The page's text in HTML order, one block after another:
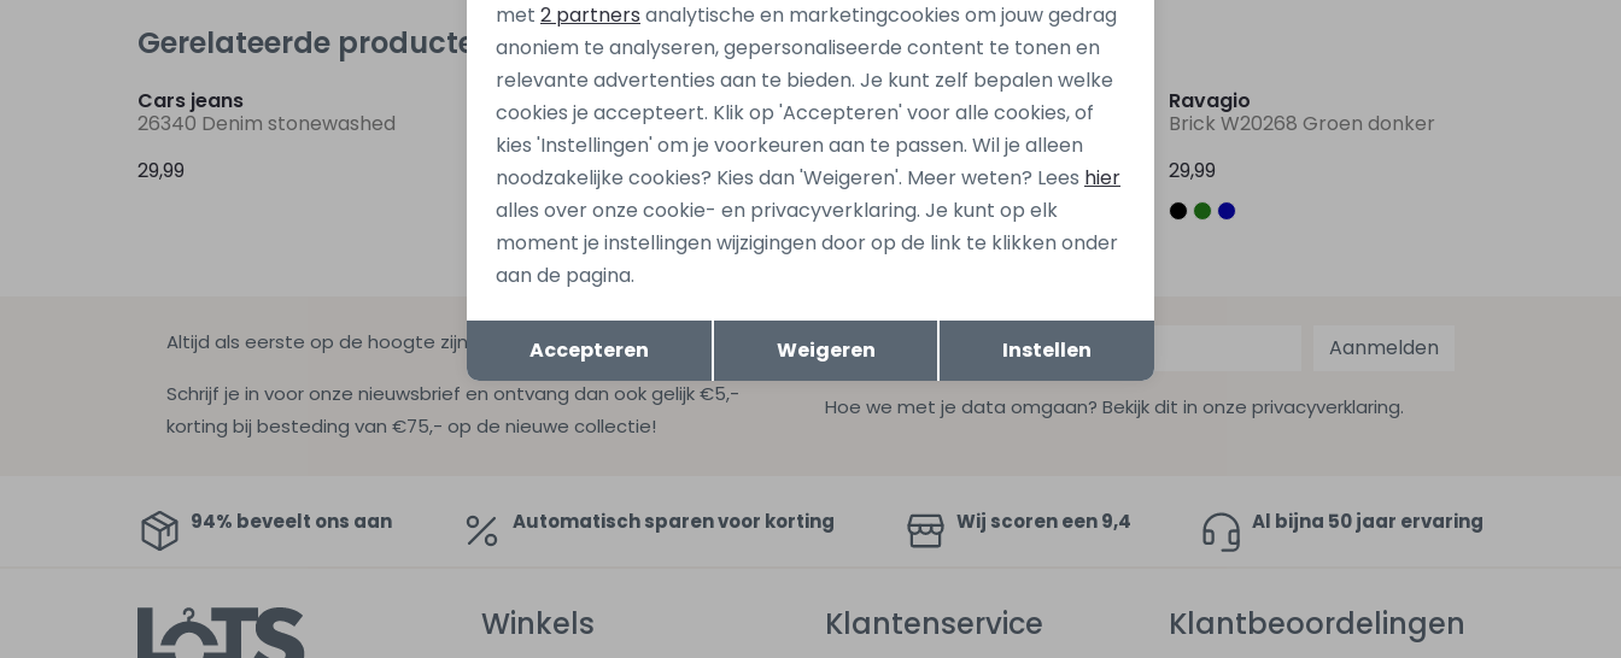
Gerelateerde producten
Nieuw
Cars jeans
26340 Denim stonewashed
29,99
Nieuw
jack & jones junior
12300939 Denim
39,99
Nieuw
Ravagio
Brick W20268 Zwart
29,99
Ravagio
Brick W20268 Groen donker
29,99
Altijd als eerste op de hoogte zijn?
Schrijf je in voor onze nieuwsbrief en ontvang dan ook gelijk €5,-
korting bij besteding van €75,- op de nieuwe collectie!
Aanmelden
Hoe we met je data omgaan? Bekijk dit in onze privacyverklaring.
94% beveelt ons aan Automatisch sparen voor korting Wij scoren een 9,4 Al bijna 50 jaar ervaring
Winkels Klantenservice Klantbeoordelingen
Terug Opslaan
met 2 partners analytische en marketingcookies om jouw gedrag
anoniem te analyseren, gepersonaliseerde content te tonen en
relevante advertenties aan te bieden. Je kunt zelf bepalen welke
cookies je accepteert. Klik op 'Accepteren' voor alle cookies, of
kies 'Instellingen' om je voorkeuren aan te passen. Wil je alleen
noodzakelijke cookies? Kies dan 'Weigeren'. Meer weten? Lees hier
alles over onze cookie- en privacyverklaring. Je kunt op elk
moment je instellingen wijzigingen door op de link te klikken onder
aan de pagina.
Accepteren Weigeren Instellen